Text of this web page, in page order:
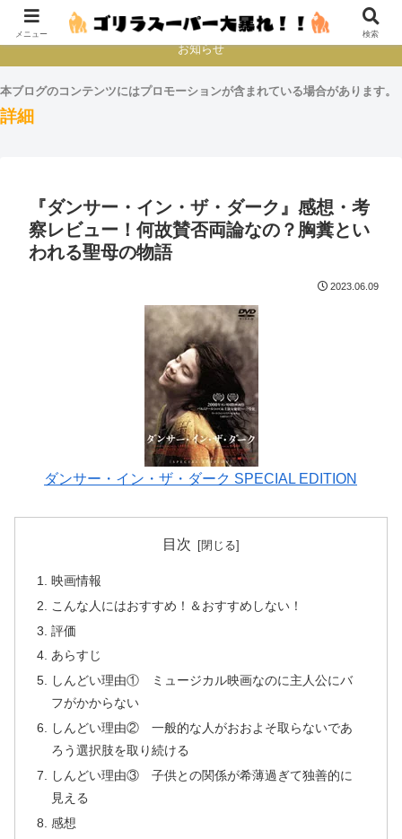
本とか映画とかゲームプレイとか
お知らせ
本ブログのコンテンツにはプロモーションが含まれている場合があります。
詳細
『ダンサー・イン・ザ・ダーク』感想・考
察レビュー！何故賛否両論なの？胸糞とい
われる聖母の物語
2023.06.09
ダンサー・イン・ザ・ダーク SPECIAL EDITION
目次
映画情報
こんな人にはおすすめ！＆おすすめしない！
評価
あらすじ
しんどい理由① ミュージカル映画なのに主人公にバ
フがかからない
しんどい理由② 一般的な人がおおよそ取らないであ
ろう選択肢を取り続ける
しんどい理由③ 子供との関係が希薄過ぎて独善的に
見える
感想
メニュー 検索